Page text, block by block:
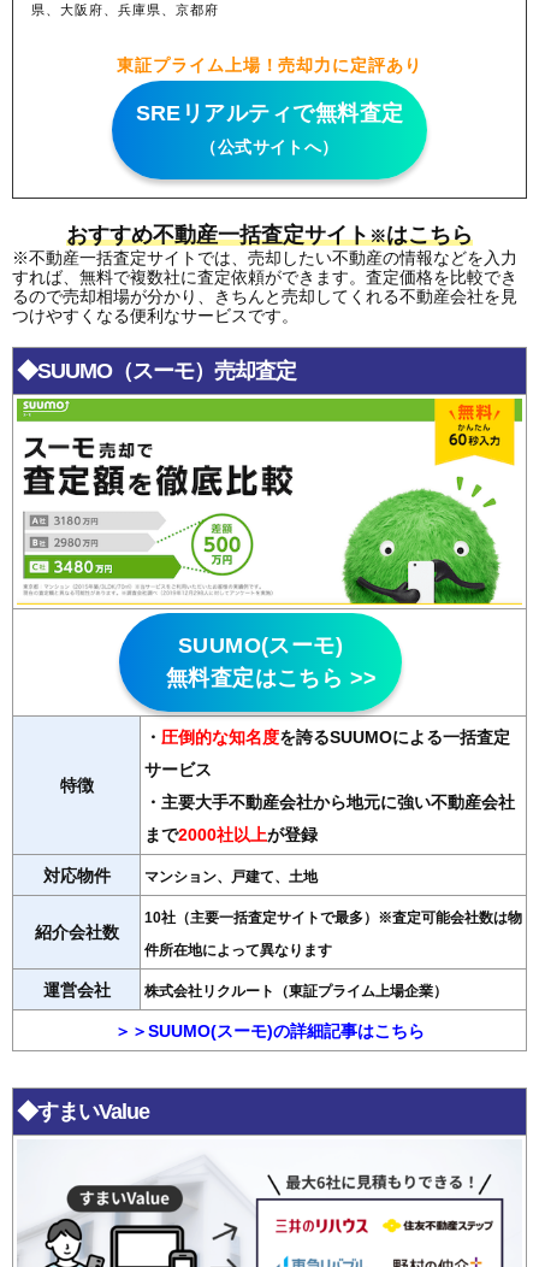
県、大阪府、兵庫県、京都府
東証プライム上場！売却力に定評あり
SREリアルティで無料査定
（公式サイトへ）
おすすめ不動産一括査定サイト※はこちら
※不動産一括査定サイトでは、売却したい不動産の情報などを入力
すれば、無料で複数社に査定依頼ができます。査定価格を比較でき
るので売却相場が分かり、きちんと売却してくれる不動産会社を見
つけやすくなる便利なサービスです。
◆SUUMO（スーモ）売却査定
SUUMO(スーモ)
無料査定はこちら >>
特徴
・ 圧倒的な知名度を誇るSUUMOによる一括査定
サービス
・主要大手不動産会社から地元に強い不動産会社
まで2000社以上が登録
対応物件 マンション、戸建て、土地
紹介会社数
10社（主要一括査定サイトで最多）※査定可能会社数は物
件所在地によって異なります
運営会社 株式会社リクルート（東証プライム上場企業）
＞＞SUUMO(スーモ)の詳細記事はこちら
◆すまいValue